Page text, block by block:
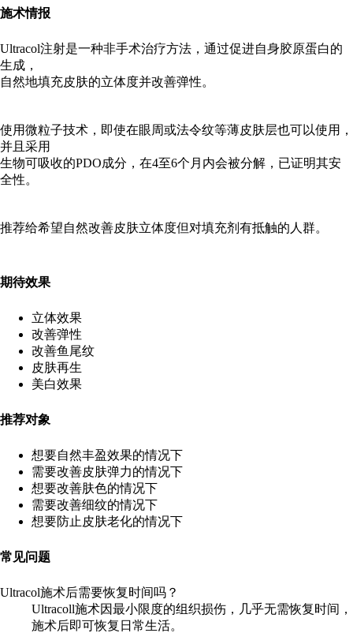
施术情报
Ultracol注射是一种非手术治疗方法，通过促进自身胶原蛋白的
生成，
自然地填充皮肤的立体度并改善弹性。
使用微粒子技术，即使在眼周或法令纹等薄皮肤层也可以使用，
并且采用
生物可吸收的PDO成分，在4至6个月内会被分解，已证明其安
全性。
推荐给希望自然改善皮肤立体度但对填充剂有抵触的人群。
期待效果
立体效果
改善弹性
改善鱼尾纹
皮肤再生
美白效果
推荐对象
想要自然丰盈效果的情况下
需要改善皮肤弹力的情况下
想要改善肤色的情况下
需要改善细纹的情况下
想要防止皮肤老化的情况下
常见问题
Ultracol施术后需要恢复时间吗？
Ultracoll施术因最小限度的组织损伤，几乎无需恢复时间，
施术后即可恢复日常生活。